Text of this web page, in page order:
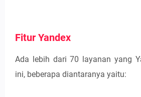
Fitur Yandex
Ada lebih dari 70 layanan yang
ini, beberapa diantaranya yaitu: